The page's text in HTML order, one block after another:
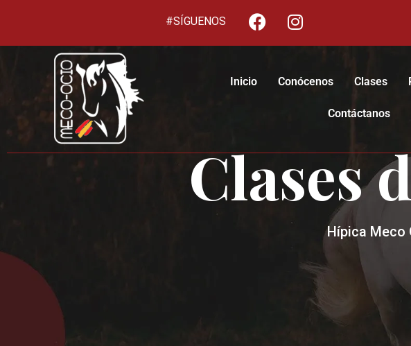
#SÍGUENOS
Inicio Conócenos Clases
Contáctanos
Clases
Hípica Meco